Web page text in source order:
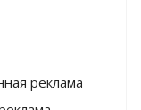
реклама